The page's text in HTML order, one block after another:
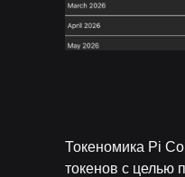
Токеномика Pi
токенов с целью